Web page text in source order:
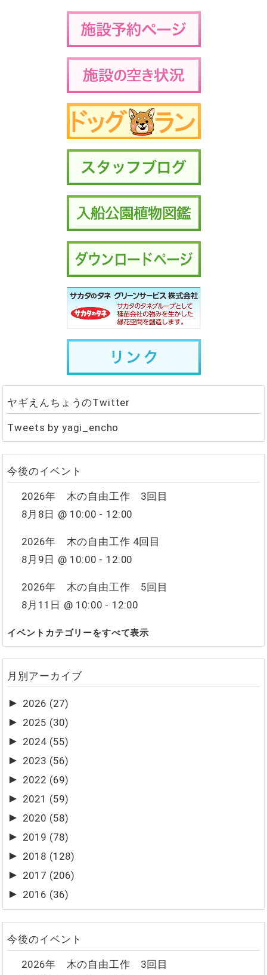
ヤギえんちょうのTwitter
Tweets by yagi_encho
今後のイベント
2026年 木の自由工作 3回目
8月8日 @ 10:00 - 12:00
2026年 木の自由工作 4回目
8月9日 @ 10:00 - 12:00
2026年 木の自由工作 5回目
8月11日 @ 10:00 - 12:00
イベントカテゴリーをすべて表示
月別アーカイブ
► 2026 (27)
► 2025 (30)
► 2024 (55)
► 2023 (56)
► 2022 (69)
► 2021 (59)
► 2020 (58)
► 2019 (78)
► 2018 (128)
► 2017 (206)
► 2016 (36)
今後のイベント
2026年 木の自由工作 3回目